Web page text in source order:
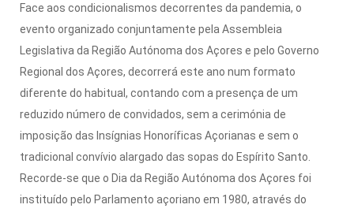
Face aos condicionalismos decorrentes da pandemia, o
evento organizado conjuntamente pela Assembleia
Legislativa da Região Autónoma dos Açores e pelo Governo
Regional dos Açores, decorrerá este ano num formato
diferente do habitual, contando com a presença de um
reduzido número de convidados, sem a cerimónia de
imposição das Insígnias Honoríficas Açorianas e sem o
tradicional convívio alargado das sopas do Espírito Santo.
Recorde-se que o Dia da Região Autónoma dos Açores foi
instituído pelo Parlamento açoriano em 1980, através do